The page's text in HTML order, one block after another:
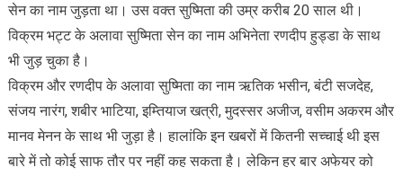
सेन का नाम जुड़ता था। उस वक्त सुष्मिता की उम्र करीब 20 साल थी।
विक्रम भट्ट के अलावा सुष्मिता सेन का नाम अभिनेता रणदीप हुड्डा के साथ
भी जुड़ चुका है।
विक्रम और रणदीप के अलावा सुष्मिता का नाम ऋतिक भसीन, बंटी सजदेह,
संजय नारंग, शबीर भाटिया, इम्तियाज खत्री, मुदस्सर अजीज, वसीम अकरम और
मानव मेनन के साथ भी जुड़ा है। हालांकि इन खबरों में कितनी सच्चाई थी इस
बारे में तो कोई साफ तौर पर नहीं कह सकता है। लेकिन हर बार अफेयर को